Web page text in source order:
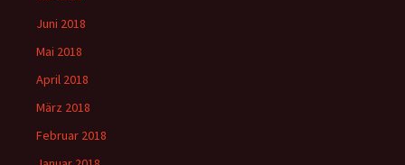
Juni 2018
Mai 2018
April 2018
März 2018
Februar 2018